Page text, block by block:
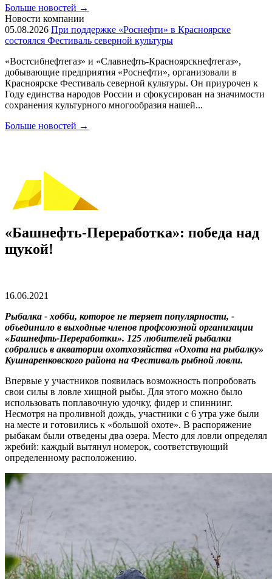
Больше новостей →
Новости компании
05.08.2026 При поддержке «Роснефти» в Красноярске
состоялся Фестиваль северной культуры
«Востсибнефтегаз» и «Славнефть-Красноярскнефтегаз»,
добывающие предприятия «Роснефти», организовали в
Красноярске Фестиваль северной культуры. Он приурочен к
Году единства народов России и сфокусирован на значимости
сохранения культурного многообразия нашей...
Больше новостей →
«Башнефть-Переработка»: победа над
щукой!
16.06.2021
Рыбалка - хобби, которое не теряет популярности, -
объединило в выходные членов профсоюзной организации
«Башнефть-Переработки». 125 любителей рыбалки
собрались в акватории охотхозяйства «Охота на рыбалку»
Кушнаренковского района на Фестиваль рыбной ловли.
Впервые у участников появилась возможность попробовать
свои силы в ловле хищной рыбы. Для этого можно было
использовать поплавочную удочку, фидер и спиннинг.
Несмотря на проливной дождь, участники с 6 утра уже были
на месте и готовились к «большой охоте». В распоряжение
рыбакам были отведены два озера. Место для ловли определял
жребий: каждый вытянул номерок, соответствующий
определенному расположению.